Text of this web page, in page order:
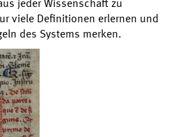
jeder Wissenschaft zu
viele Definitionen erlernen und
des Systems merken.